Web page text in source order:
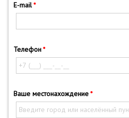
E-mail
Телефон
Ваше местонахождение